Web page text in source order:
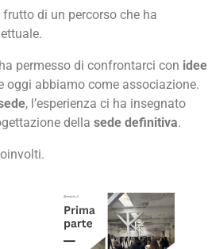
frutto di un percorso che ha
permesso di confrontarci con idee
oggi abbiamo come associazione.
, l’esperienza ci ha insegnato
della sede definitiva.